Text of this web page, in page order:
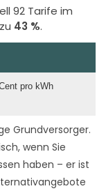
92 Tarife im
43 %.
Grundversorger.
wenn Sie
haben – er ist
pro kWh